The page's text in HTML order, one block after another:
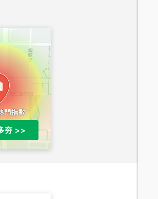
萬
總價
萬
總價
萬